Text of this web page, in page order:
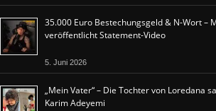
35.000 Euro Bestechungsgeld & N-Wort –
veröffentlicht Statement-Video
5. Juni 2026
„Mein Vater“ – Die Tochter von Loredana
Karim Adeyemi